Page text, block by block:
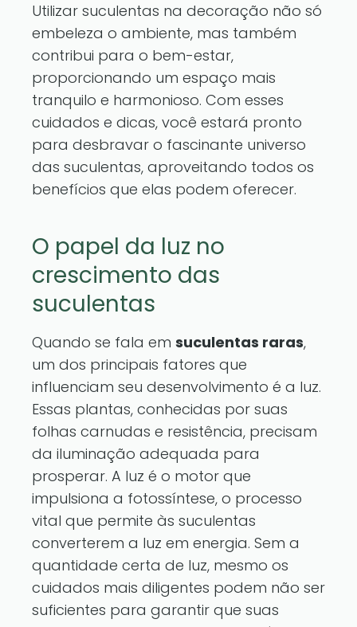
Utilizar suculentas na decoração não só
embeleza o ambiente, mas também
contribui para o bem-estar,
proporcionando um espaço mais
tranquilo e harmonioso. Com esses
cuidados e dicas, você estará pronto
para desbravar o fascinante universo
das suculentas, aproveitando todos os
benefícios que elas podem oferecer.
O papel da luz no
crescimento das
suculentas
Quando se fala em suculentas raras,
um dos principais fatores que
influenciam seu desenvolvimento é a luz.
Essas plantas, conhecidas por suas
folhas carnudas e resistência, precisam
da iluminação adequada para
prosperar. A luz é o motor que
impulsiona a fotossíntese, o processo
vital que permite às suculentas
converterem a luz em energia. Sem a
quantidade certa de luz, mesmo os
cuidados mais diligentes podem não ser
suficientes para garantir que suas